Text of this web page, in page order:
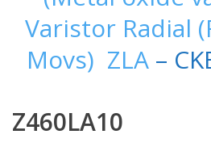
Varistor Radial
Movs) ZLA –
Z460LA10